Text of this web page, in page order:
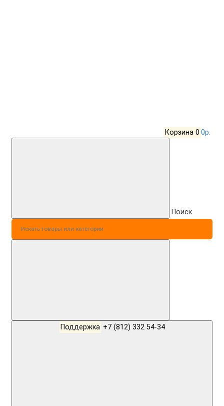
Корзина 0 0р.
Поиск
Поддержка +7 (812) 332 54-34